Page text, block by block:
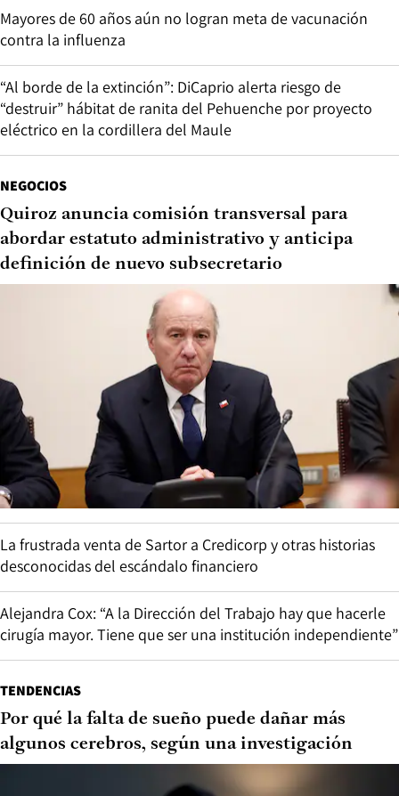
Mayores de 60 años aún no logran meta de vacunación
contra la influenza
“Al borde de la extinción”: DiCaprio alerta riesgo de
“destruir” hábitat de ranita del Pehuenche por proyecto
eléctrico en la cordillera del Maule
NEGOCIOS
Quiroz anuncia comisión transversal para
abordar estatuto administrativo y anticipa
definición de nuevo subsecretario
La frustrada venta de Sartor a Credicorp y otras historias
desconocidas del escándalo financiero
Alejandra Cox: “A la Dirección del Trabajo hay que hacerle
cirugía mayor. Tiene que ser una institución independiente”
TENDENCIAS
Por qué la falta de sueño puede dañar más
algunos cerebros, según una investigación